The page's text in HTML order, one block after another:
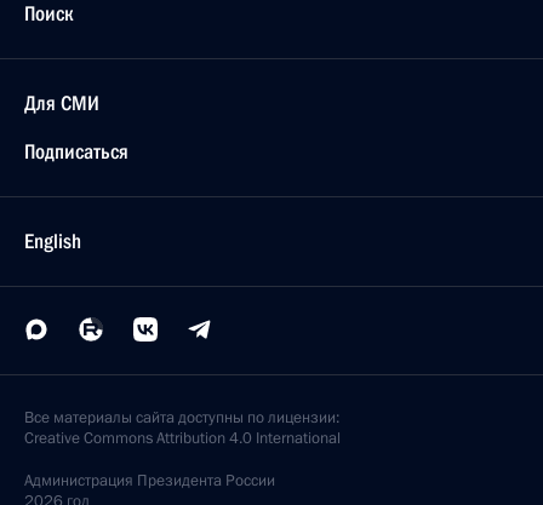
Поиск
Для СМИ
Подписаться
English
Все материалы сайта доступны по лицензии:
Creative Commons Attribution 4.0 International
Администрация Президента России